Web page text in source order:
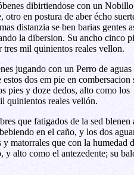
dibirtiendose con un
otro en postura de aber écho
distanzia se ben barias gentes
la dibersion. Su ancho cinco
tres mil quinientos reales vellon.
jugando con un Perro de aguas
dos em pie en combersacion
pies y doze dedos, alto como los
quinientos reales vellón.
que fatigados de la sed blenen
en el caño, y los dos
y matorrales que con la humedad
y alto como el antezedente; su